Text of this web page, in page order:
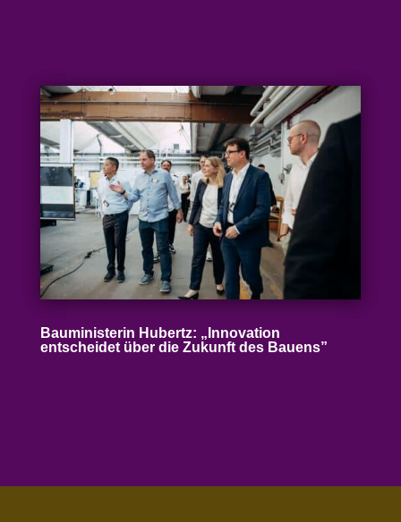
Baumi­nis­terin Hubertz: „Inno­vation
entscheidet über die Zukunft des Bauens”